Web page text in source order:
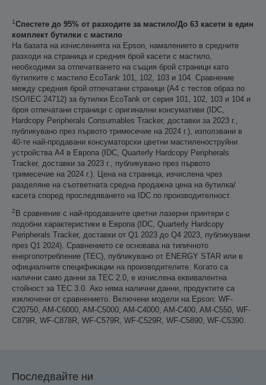
1Спестете до 95% от разходите за мастило/До 63 касети в един
комплект бутилки с мастило
На базата на изчисленията на Epson, намалението в средните
разходи на страница и средния брой касети с мастило,
необходими за отпечатването на същия брой страници като
бутилките с мастило EcoTank 101, 102, 103 и 104. Сравнение
между средния брой отпечатани страници (A4 с тестов образ по
ISO/IEC 24712) за бутилки EcoTank от серия 101, 102, 103 и 104 и
броя отпечатани страници с оригинални консумативи (IDC,
Hardcopy Peripherals Consumables Tracker, доставки за 2023 г.,
публикувано през първото тримесечие на 2024 г.), използвани в
40-те най-продавани консуматорски цветни мастиленоструйни
устройства А4 в Европа (IDC, Quarterly Hardcopy Peripherals
Tracker, доставки за 2023 г., публикувано през първото
тримесечие на 2024 г.). Цена на страница, изчислена чрез
разделяне на съответната средна продажна цена на бутилка/
касета според проследяването на IDC по производителност.
2 В сравнение с най-продаваните цветни лазерни принтери с
подобни характеристики в Европа (IDC, Quarterly Hardcopy
Peripherals Tracker, доставки от Q1 2023 до Q4 2023, публикувани
през Q1 2024). Сравнението се основава на типичното
енергопотребление (TEC), публикувано от ENERGY STAR или в
официалните спецификации на производителите. Когато са
налични само данни за TEC 2.0, е изчислена еквивалентна
стойност за TEC 3.0. Ако няма налични данни, продуктите са
изключени от сравнението. Включени модели на Epson: WF-
C20750, AM-C6000, AM-C5000, AM-C4000, AM-C400, AM-C550, WF-
C879R, WF-C878R, WF-C579R, WF-C529R, WF-C5890, WF-C5390.
Последвайте ни